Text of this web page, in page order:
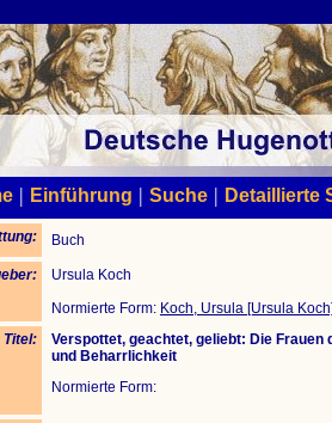
| Einführung | Suche| Detaillierte
Buch
Ursula Koch
Normierte Form: Koch, Ursula [Ursula
Titel:
Verspottet, geachtet, geliebt: Die
und Beharrlichkeit
Normierte Form: